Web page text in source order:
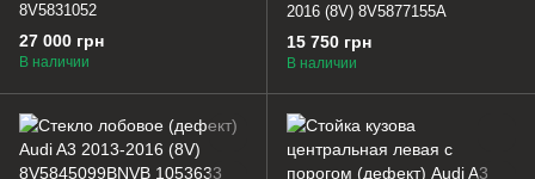
8V5831052
27 000 грн
В наличии
2016 (8V) 8V5877155A
15 750 грн
В наличии